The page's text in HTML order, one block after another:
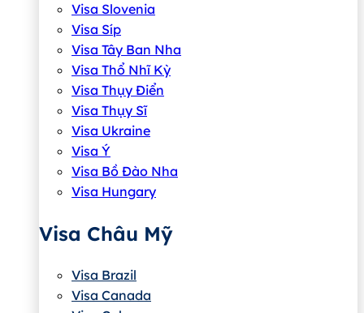
Visa Slovenia
Visa Síp
Visa Tây Ban Nha
Visa Thổ Nhĩ Kỳ
Visa Thụy Điển
Visa Thụy Sĩ
Visa Ukraine
Visa Ý
Visa Bồ Đào Nha
Visa Hungary
Visa Châu Mỹ
Visa Brazil
Visa Canada